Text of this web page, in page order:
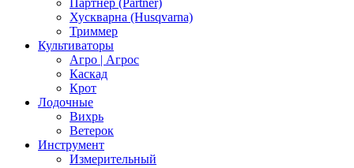
Партнер (Partner)
Хускварна (Husqvarna)
Триммер
Культиваторы
Агро | Агрос
Каскад
Крот
Лодочные
Вихрь
Ветерок
Инструмент
Измерительный